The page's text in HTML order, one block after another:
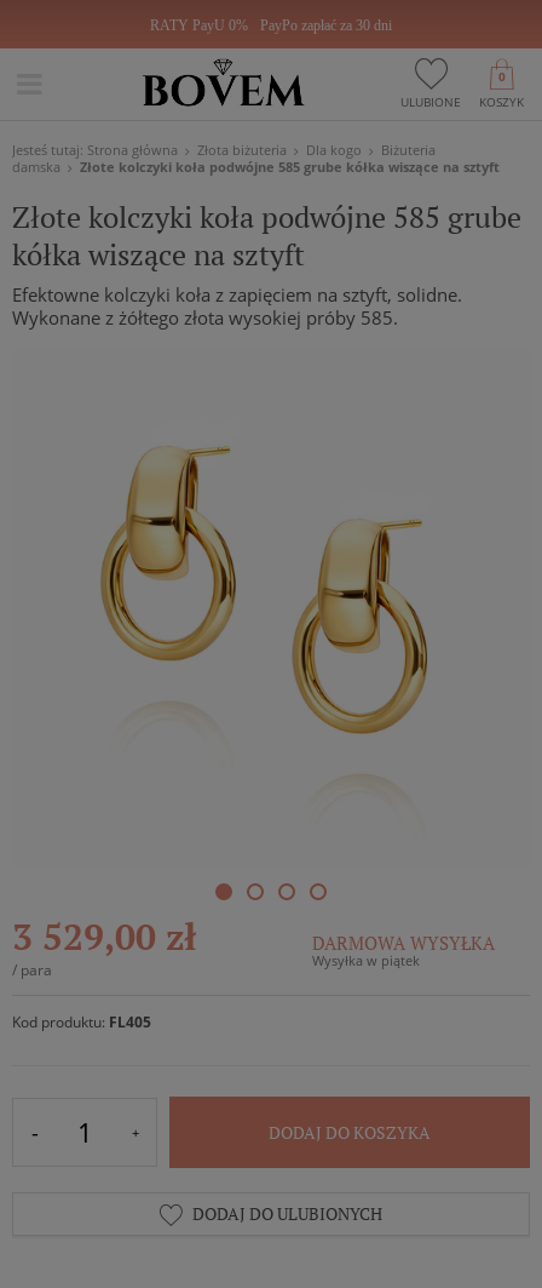
RATY PayU 0% PayPo zapłać za 30 dni
ULUBIONE KOSZYK
0
Jesteś tutaj: Strona główna Złota biżuteria Dla kogo
Biżuteria
damska
Złote kolczyki koła podwójne 585 grube kółka wiszące na sztyft
Złote kolczyki koła podwójne 585 grube
kółka wiszące na sztyft
Efektowne kolczyki koła z zapięciem na sztyft, solidne.
Wykonane z żółtego złota wysokiej próby 585.
3 529,00 zł
/ para
DARMOWA WYSYŁKA
Wysyłka w piątek
Kod produktu: FL405
DODAJ DO KOSZYKA
DODAJ DO ULUBIONYCH